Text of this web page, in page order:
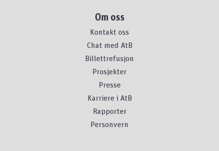
Om oss
Kontakt oss
Chat med AtB
Billettrefusjon
Prosjekter
Presse
Karriere i AtB
Rapporter
Personvern